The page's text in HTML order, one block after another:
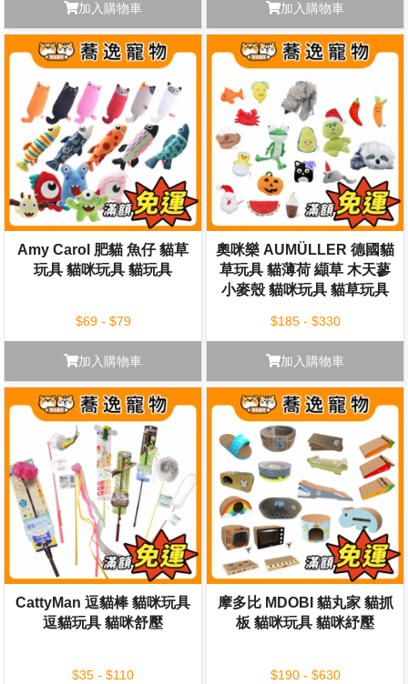
加入購物車 加入購物車
Amy Carol 肥貓 魚仔 貓草
玩具 貓咪玩具 貓玩具
$69 - $79
加入購物車
奧咪樂 AUMÜLLER 德國貓
草玩具 貓薄荷 纈草 木天蓼
小麥殼 貓咪玩具 貓草玩具
$185 - $330
加入購物車
CattyMan 逗貓棒 貓咪玩具
逗貓玩具 貓咪舒壓
$35 - $110
摩多比 MDOBI 貓丸家 貓抓
板 貓咪玩具 貓咪紓壓
$190 - $630